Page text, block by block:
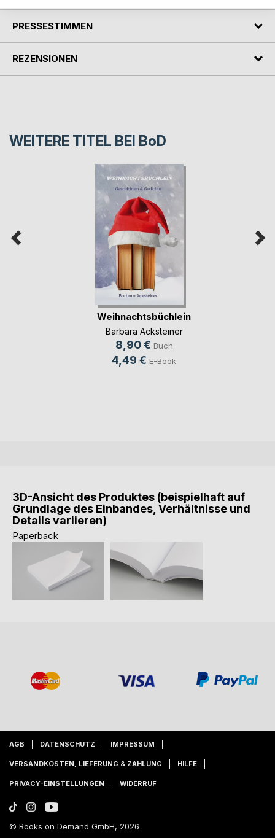
PRESSESTIMMEN
REZENSIONEN
WEITERE TITEL BEI BoD
Weihnachtsbüchlein
Barbara Acksteiner
8,90 € Buch
4,49 € E-Book
3D-Ansicht des Produktes (beispielhaft auf
Grundlage des Einbandes, Verhältnisse und
Details variieren)
Paperback
AGB DATENSCHUTZ IMPRESSUM
VERSANDKOSTEN, LIEFERUNG & ZAHLUNG HILFE
PRIVACY-EINSTELLUNGEN WIDERRUF
© Books on Demand GmbH, 2026